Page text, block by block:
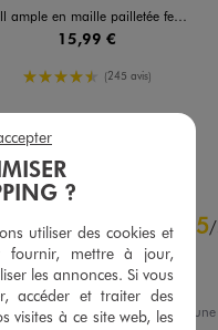
ample en maille pailletée femme
15,99 €
4.5/5 de moyenne
(245 avis)
5/
Avis vérifié et récompensé
veste confortable
Avis du23/04/2026 , suite à
13/01/2026 par Evelyne D.
?
utiliser des cookies et
fournir, mettre à jour,
les annonces. Si vous
accéder et traiter des
visites à ce site web, les